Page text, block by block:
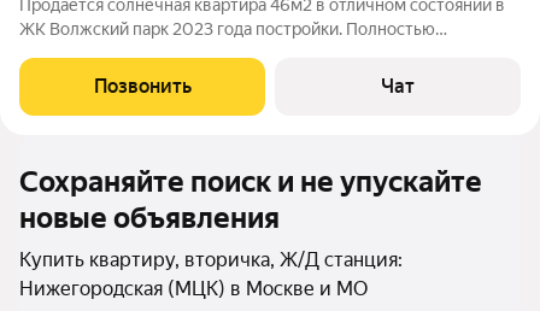
Продается солнечная квартира 46м2 в отличном состоянии в
ЖК Волжский парк 2023 года постройки. Полностью
новому собственнику. В квартире тихо, нет шума от дорог и
соседей, чистый подъезд.
Позвонить Чат
Сохраняйте поиск и не упускайте
новые объявления
Купить квартиру, вторичка, Ж/Д станция:
Нижегородская (МЦК) в Москве и МО